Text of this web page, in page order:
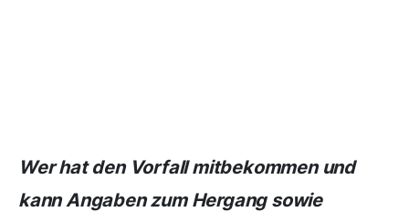
Wer hat den Vorfall mitbekommen und
kann Angaben zum Hergang sowie